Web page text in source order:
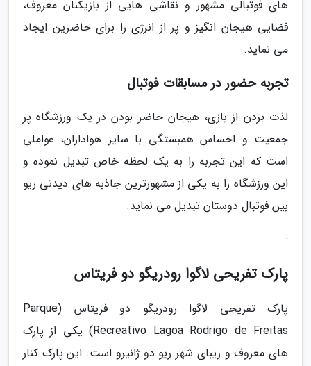
های فوتبالی مشهور و نقاشی هایی از بازیکنان معروف،
فضایی هیجان انگیز و پر از انرژی را برای حاضرین ایجاد
می نماید.
تجربه حضور در مسابقات فوتبال
لذت بردن از بازی، هیجان حاضر بودن در یک ورزشگاه پر
جمعیت و احساس همبستگی با سایر هواداران، عواملی
است که این تجربه را به یک لحظه خاص تبدیل نموده و
این ورزشگاه را به یکی از مشهورترین جاذبه های دیدنی ریو
بین فوتبال دوستان تبدیل می نماید.
:
پارک تفریحی لاگوا رودریگو دو فریتاس
پارک تفریحی لاگوا رودریگو دو فریتاس (Parque
Recreativo Lagoa Rodrigo de Freitas) یکی از پارک
های معروف و زیبای شهر ریو دو ژانیرو است. این پارک کنار